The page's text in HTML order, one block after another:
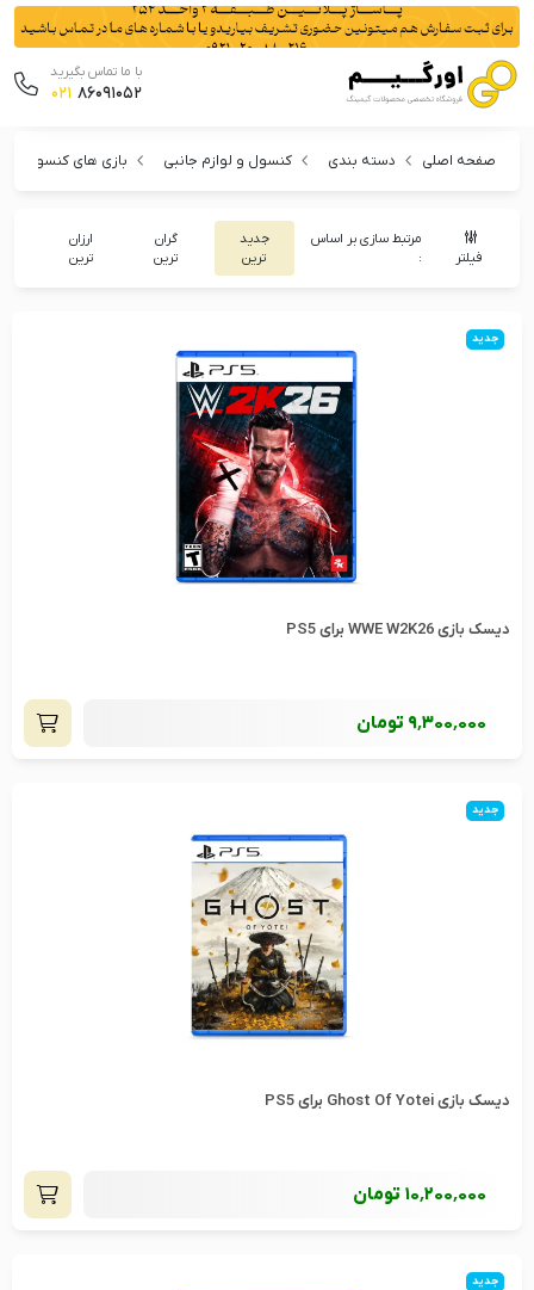
با ما تماس بگیرید
021 86091052
صفحه اصلی دسته بندی کنسول و لوازم جانبی بازی های کنسول
فیلتر
مرتبط سازی بر اساس
:
جدید
ترین
گران
ترین
ارزان
ترین
جدید
دیسک بازی WWE W2K26 برای PS5
9٬300٬000 تومان
جدید
دیسک بازی Ghost Of Yotei برای PS5
10٬200٬000 تومان
جدید